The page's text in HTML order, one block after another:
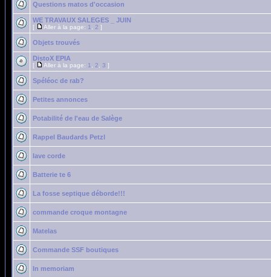
Questions matos d'occasion
WE TRAVAUX SALEGES _ JUIN
[ Aller à la page: 1 2 ]
Objets trouvés
DistoX EPIA
[ Aller à la page: 1 2 3 ]
Spéléoc de rab?
Petites annonces
Potabilité de l'eau de Salège
Rappel Baudards Petzl
lave corde
Batterie te 6
La fosse septique déborde!!!
commande croque montagne
Matelas
Commande SSF boutiques
In memoriam